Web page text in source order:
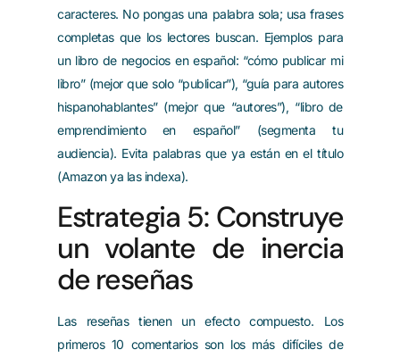
caracteres. No pongas una palabra sola; usa frases
completas que los lectores buscan. Ejemplos para
un libro de negocios en español: “cómo publicar mi
libro” (mejor que solo “publicar”), “guía para autores
hispanohablantes” (mejor que “autores”), “libro de
emprendimiento en español” (segmenta tu
audiencia). Evita palabras que ya están en el título
(Amazon ya las indexa).
Estrategia 5: Construye
un volante de inercia
de reseñas
Las reseñas tienen un efecto compuesto. Los
primeros 10 comentarios son los más difíciles de